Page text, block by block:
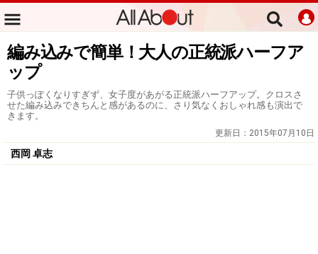
編み込みで簡単！大人の正統派ハーフア
ップ
子供っぽくなりすぎず、女子度があがる正統派ハーフアップ。クロスさ
せた編み込みできちんと感があるのに、さり気なくおしゃれ感も演出で
きます。
更新日： 2015年07月10日
西岡 卓志